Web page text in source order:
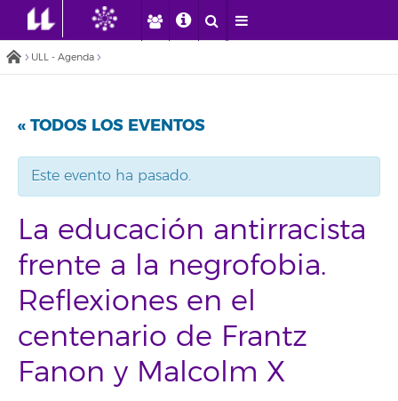
ULL - Agenda
« TODOS LOS EVENTOS
Este evento ha pasado.
La educación antirracista
frente a la negrofobia.
Reflexiones en el
centenario de Frantz
Fanon y Malcolm X